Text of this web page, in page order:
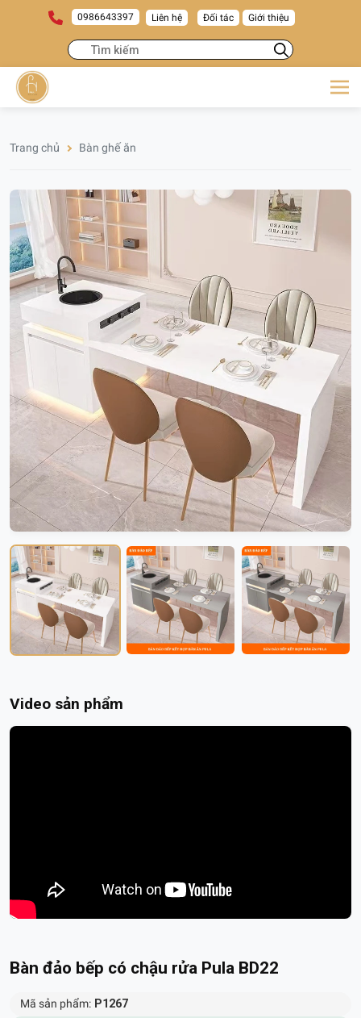
0986643397 Liên hệ Đối tác Giới thiệu
Trang chủ Bàn ghế ăn
Video sản phẩm
Bàn đảo bếp có chậu rửa Pula BD22
Mã sản phẩm:P1267